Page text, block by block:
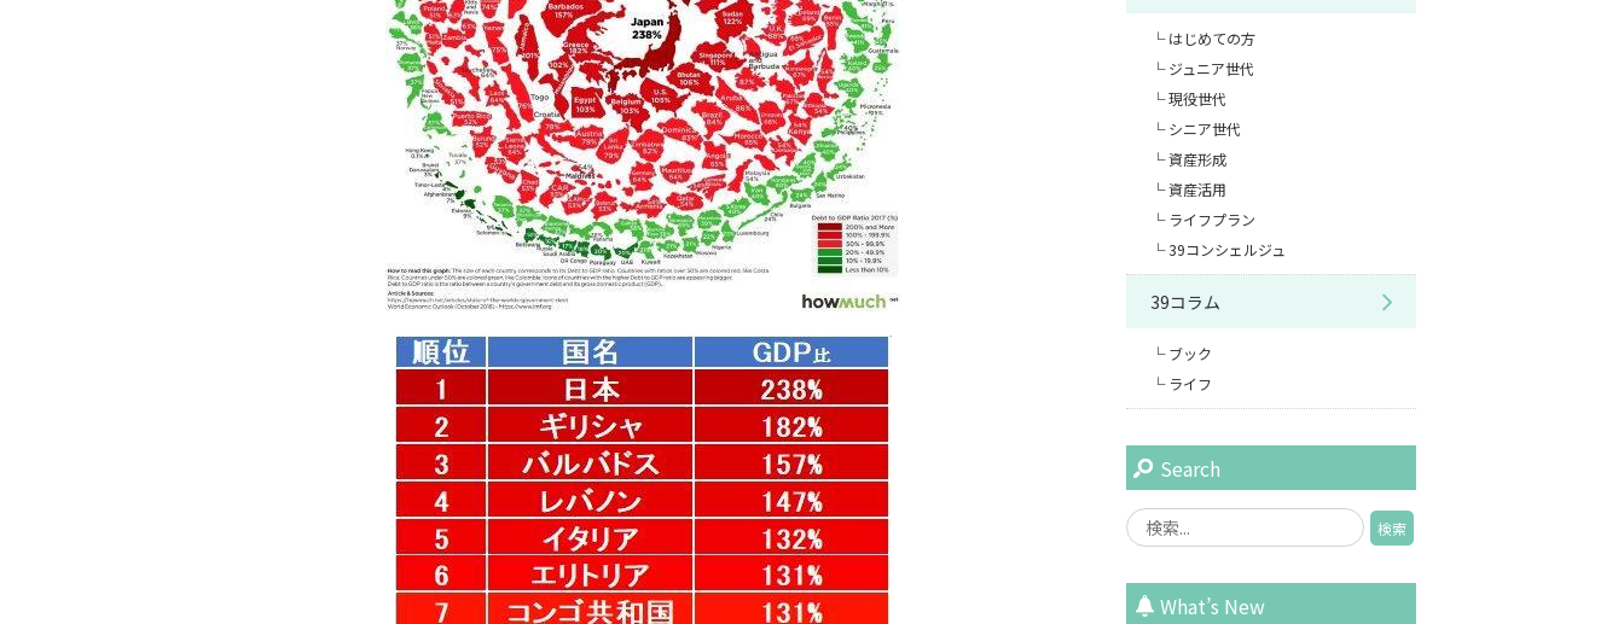
はじめての方
ジュニア世代
現役世代
シニア世代
資産形成
資産活用
ライフプラン
39コンシェルジュ
39コラム
ブック
ライフ
Search
What’s New